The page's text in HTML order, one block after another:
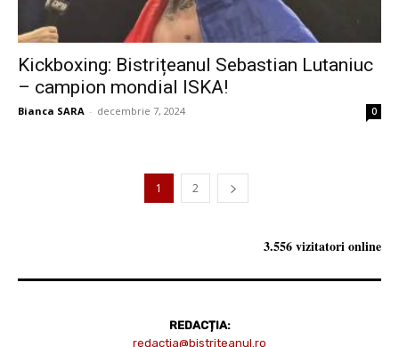
Kickboxing: Bistrițeanul Sebastian Lutaniuc
– campion mondial ISKA!
Bianca SARA - decembrie 7, 2024 0
1 2
3.556 vizitatori online
REDACȚIA:
redactia@bistriteanul.ro